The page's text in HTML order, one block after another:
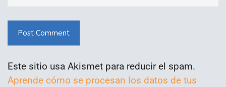
Post Comment
Este sitio usa Akismet para reducir el spam.
Aprende cómo se procesan los datos de tus